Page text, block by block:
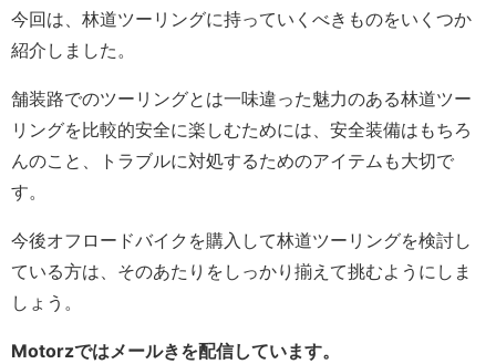
今回は、林道ツーリングに持っていくべきものをいくつか
紹介しました。
舗装路でのツーリングとは一味違った魅力のある林道ツー
リングを比較的安全に楽しむためには、安全装備はもちろ
んのこと、トラブルに対処するためのアイテムも大切で
す。
今後オフロードバイクを購入して林道ツーリングを検討し
ている方は、そのあたりをしっかり揃えて挑むようにしま
しょう。
Motorzではメールきを配信しています。